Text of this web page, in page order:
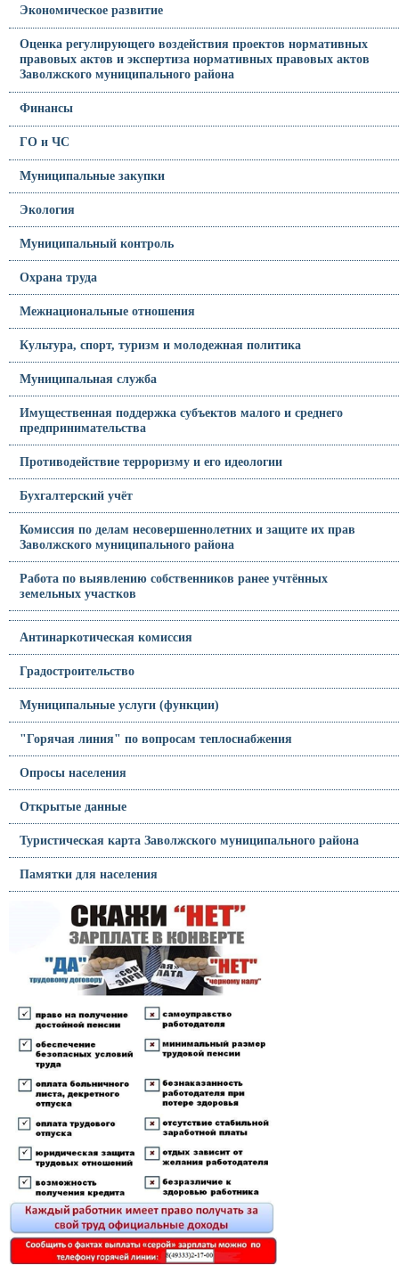
Экономическое развитие
Оценка регулирующего воздействия проектов нормативных
правовых актов и экспертиза нормативных правовых актов
Заволжского муниципального района
Финансы
ГО и ЧС
Муниципальные закупки
Экология
Муниципальный контроль
Охрана труда
Межнациональные отношения
Культура, спорт, туризм и молодежная политика
Муниципальная служба
Имущественная поддержка субъектов малого и среднего
предпринимательства
Противодействие терроризму и его идеологии
Бухгалтерский учёт
Комиссия по делам несовершеннолетних и защите их прав
Заволжского муниципального района
Работа по выявлению собственников ранее учтённых
земельных участков
Антинаркотическая комиссия
Градостроительство
Муниципальные услуги (функции)
"Горячая линия" по вопросам теплоснабжения
Опросы населения
Открытые данные
Туристическая карта Заволжского муниципального района
Памятки для населения